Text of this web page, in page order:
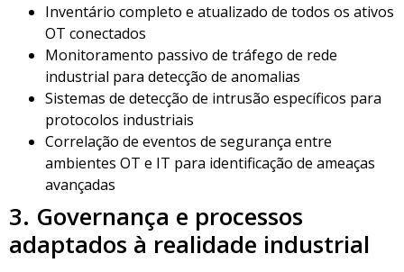
Inventário completo e atualizado de todos os ativos
OT conectados
Monitoramento passivo de tráfego de rede
industrial para detecção de anomalias
Sistemas de detecção de intrusão específicos para
protocolos industriais
Correlação de eventos de segurança entre
ambientes OT e IT para identificação de ameaças
avançadas
3. Governança e processos
adaptados à realidade industrial